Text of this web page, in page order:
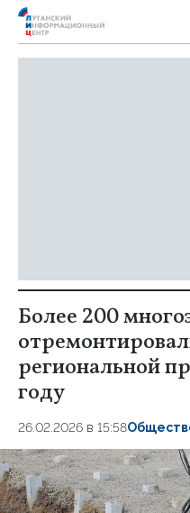
Более 200
региональной
году
26.02.2026 в 15:58